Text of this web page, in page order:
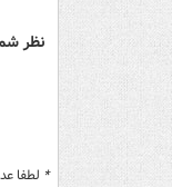
نظر
* لطفا